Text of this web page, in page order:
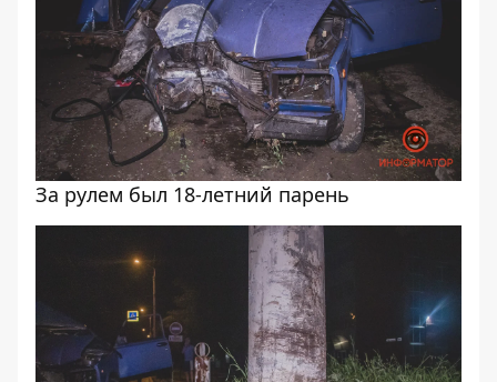
За рулем был 18-летний парень